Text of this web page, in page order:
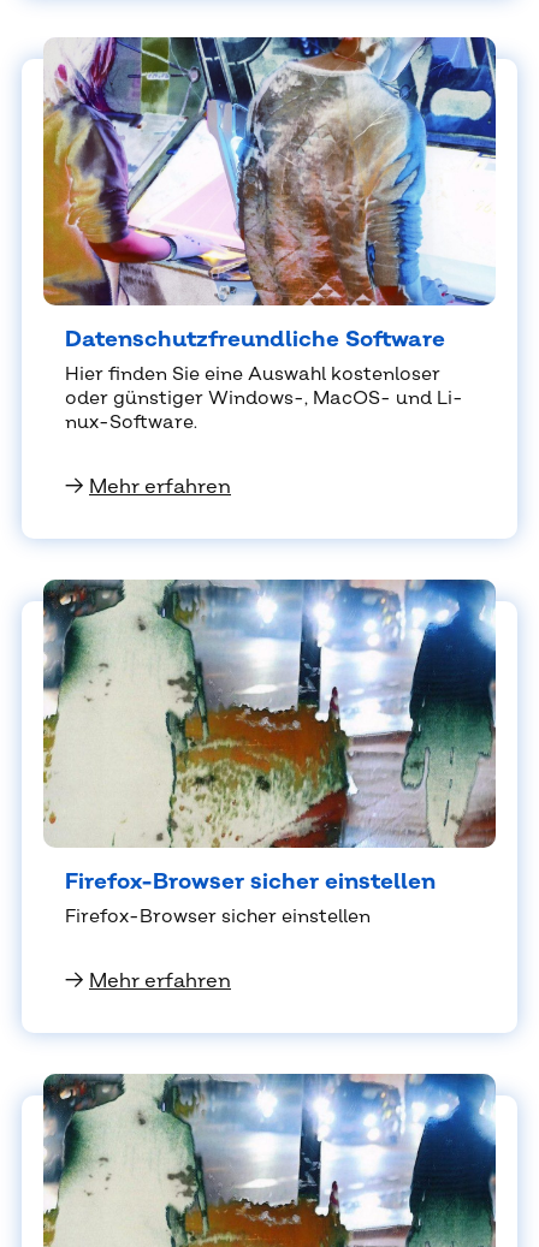
Da­ten­schutz­freund­li­che Soft­ware
Hier fin­den Sie eine Aus­wahl kos­ten­lo­ser
oder güns­ti­ger Win­dows-, Ma­cOS- und Li­
nux-Soft­ware.
→ Mehr erfahren
Fire­fox-Brow­ser si­cher ein­stel­len
Fire­fox-Brow­ser si­cher ein­stel­len
→ Mehr erfahren